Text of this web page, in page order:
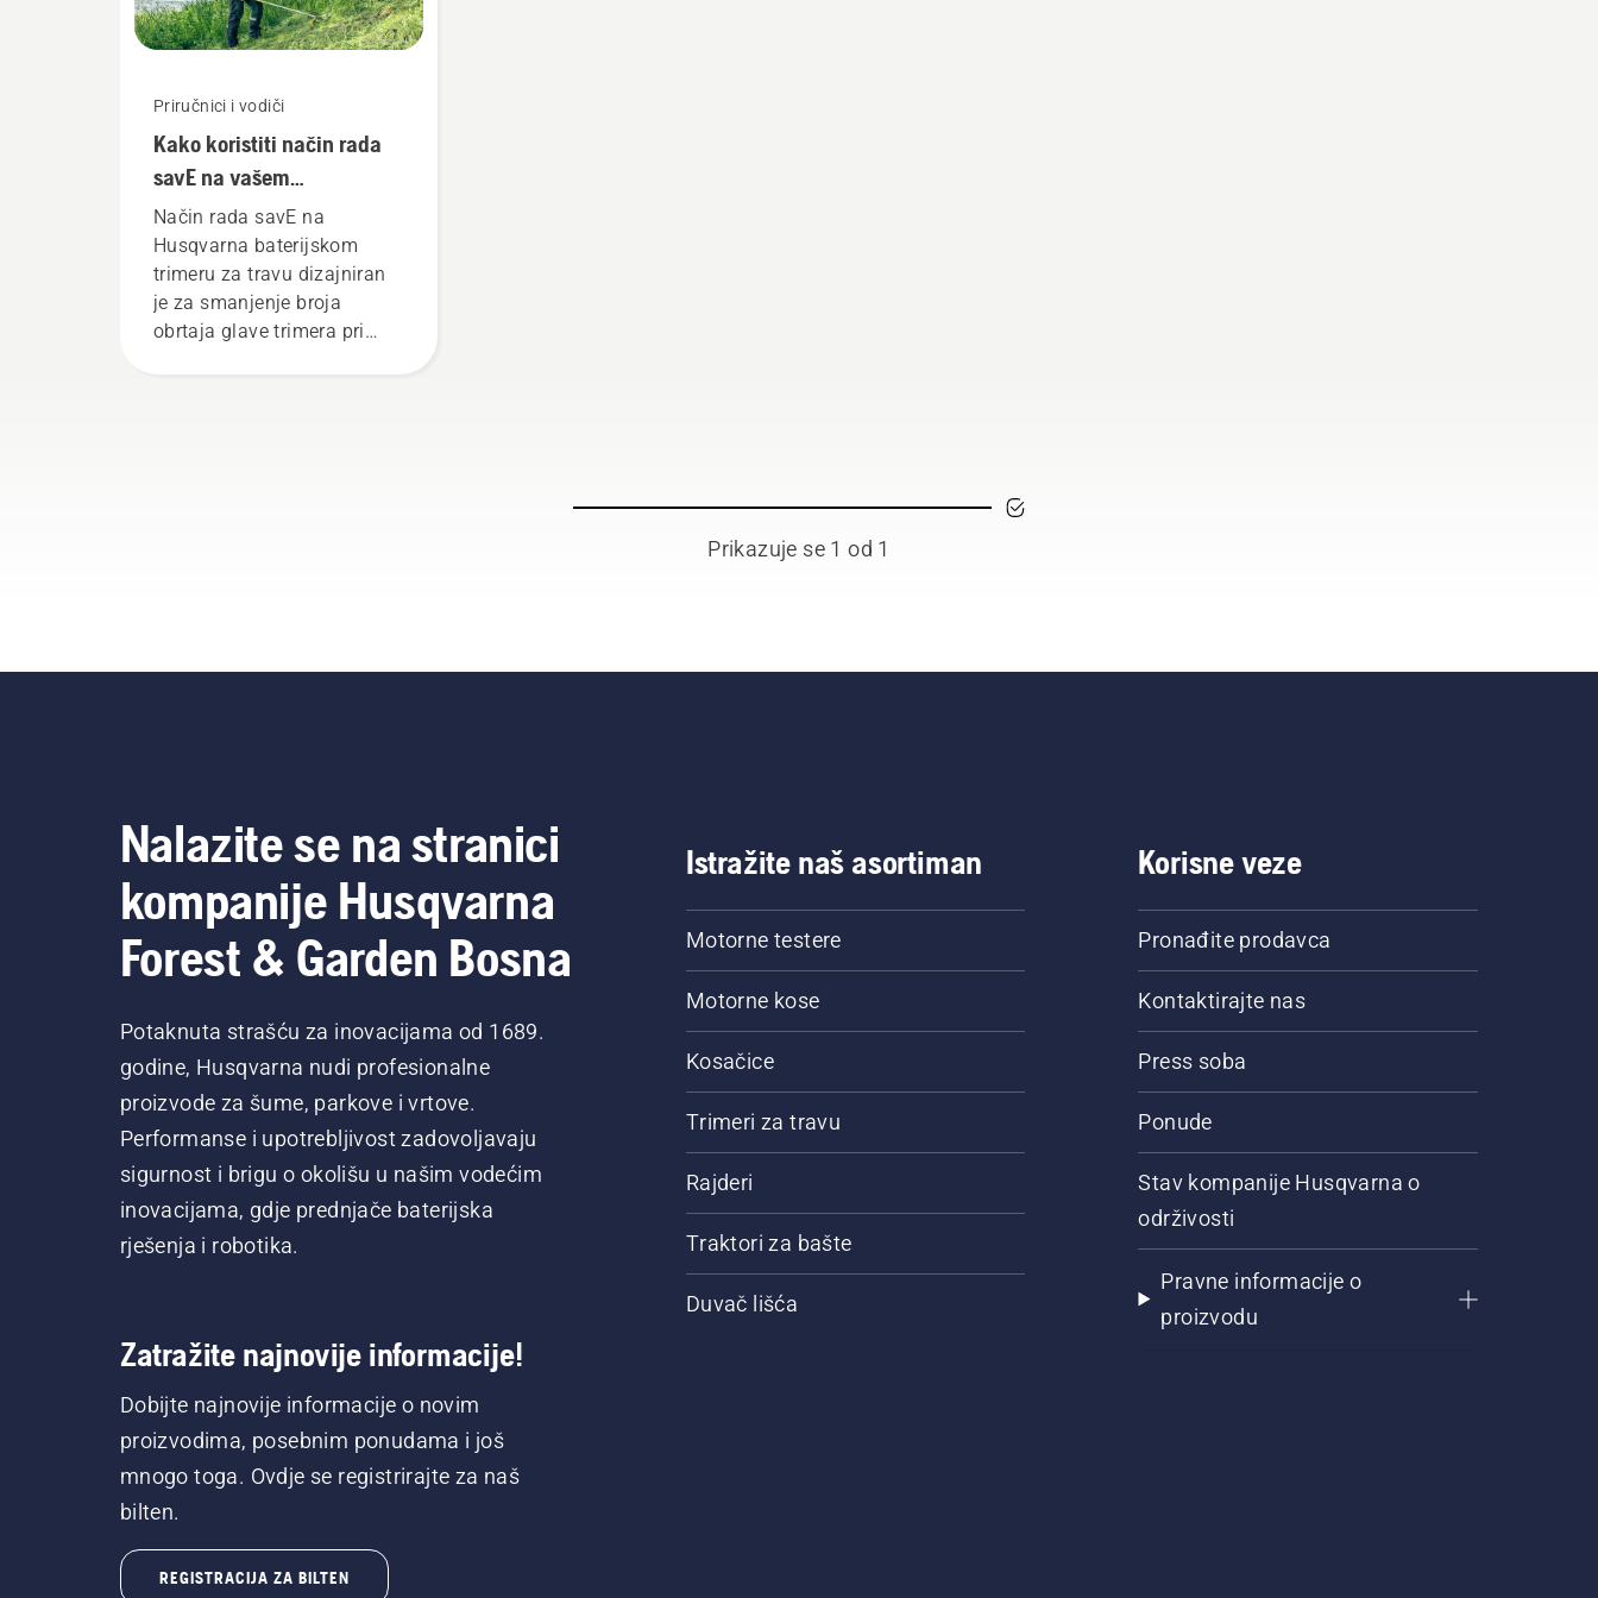
Priručnici i vodiči
Kako koristiti način rada
savE na vašem
baterijskom trimeru za
travu
Način rada savE na
Husqvarna baterijskom
trimeru za travu dizajniran
je za smanjenje broja
obrtaja glave trimera pri
Prikazuje se 1 od 1
Nalazite se na stranici
kompanije Husqvarna
Forest & Garden Bosna
Potaknuta strašću za inovacijama od 1689.
godine, Husqvarna nudi profesionalne
proizvode za šume, parkove i vrtove.
Performanse i upotrebljivost zadovoljavaju
sigurnost i brigu o okolišu u našim vodećim
inovacijama, gdje prednjače baterijska
rješenja i robotika.
Zatražite najnovije informacije!
Dobijte najnovije informacije o novim
proizvodima, posebnim ponudama i još
mnogo toga. Ovdje se registrirajte za naš
bilten.
REGISTRACIJA ZA BILTEN
Istražite naš asortiman
Motorne testere
Motorne kose
Kosačice
Trimeri za travu
Rajderi
Traktori za bašte
Duvač lišća
Korisne veze
Pronađite prodavca
Kontaktirajte nas
Press soba
Ponude
Stav kompanije Husqvarna o
održivosti
Pravne informacije o
proizvodu